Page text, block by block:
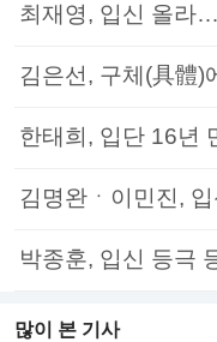
최재영, 입신 올라
김은선, 구체(具體)
한태희, 입단 16년
김명완ㆍ이민진,
박종훈, 입신 등극
많이 본 기사